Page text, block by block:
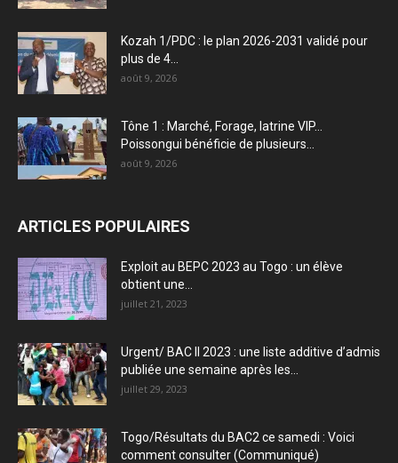
Kozah 1/PDC : le plan 2026-2031 validé pour
plus de 4...
août 9, 2026
Tône 1 : Marché, Forage, latrine VIP…
Poissongui bénéficie de plusieurs...
août 9, 2026
ARTICLES POPULAIRES
Exploit au BEPC 2023 au Togo : un élève
obtient une...
juillet 21, 2023
Urgent/ BAC II 2023 : une liste additive d’admis
publiée une semaine après les...
juillet 29, 2023
Togo/Résultats du BAC2 ce samedi : Voici
comment consulter (Communiqué)